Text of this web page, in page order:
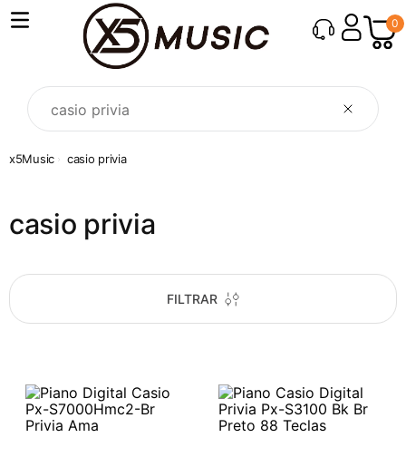
0
O que você procura?
casio privia
casio privia
FILTRAR